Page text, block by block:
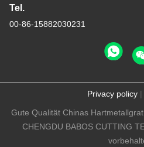
Tel.
00-86-15882030231
Privacy policy |
Gute Qualität Chinas
CHENGDU BABOS CUTTING